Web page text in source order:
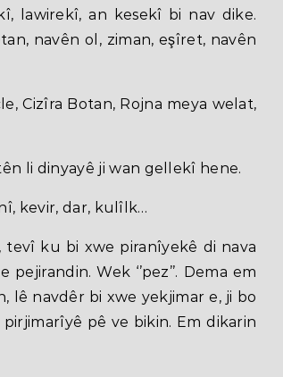
lawirekî, an kesekî bi nav dike.
navên ol, ziman, eşîret, navên
Cizîra Botan, Rojna meya welat,
li dinyayê ji wan gellekî hene.
kevir, dar, kulîlk…
ku bi xwe piranîyekê di nava
Wek ‘’pez’’. Dema em
lê navdêr bi xwe yekjimar e, ji bo
pê ve bikin. Em dikarin